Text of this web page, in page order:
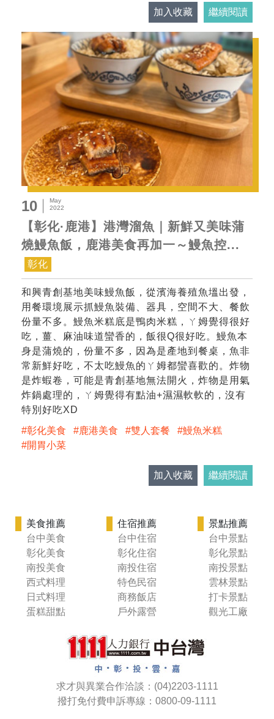
加入收藏 繼續閱讀
10
May
2022
【彰化·鹿港】港灣溜魚｜新鮮又美味蒲
燒鰻魚飯，鹿港美食再加一～鰻魚控...
彰化
和興青創基地美味鰻魚飯，從濱海養殖魚塭出發，
用餐環境展示抓鰻魚裝備、器具，空間不大、餐飲
份量不多。鰻魚米糕底是鴨肉米糕，ㄚ姆覺得很好
吃，薑、麻油味道蠻香的，飯很Q很好吃。鰻魚本
身是蒲燒的，份量不多，因為是產地到餐桌，魚非
常新鮮好吃，不太吃鰻魚的ㄚ姆都蠻喜歡的。炸物
是炸蝦卷，可能是青創基地無法開火，炸物是用氣
炸鍋處理的，ㄚ姆覺得有點油+濕濕軟軟的，沒有
特別好吃XD
彰化美食
鹿港美食 雙人套餐
鰻魚米糕
開胃小菜
加入收藏 繼續閱讀
美食推薦
台中美食
彰化美食
南投美食
西式料理
日式料理
蛋糕甜點
住宿推薦
台中住宿
彰化住宿
南投住宿
特色民宿
商務飯店
戶外露營
景點推薦
台中景點
彰化景點
南投景點
雲林景點
打卡景點
觀光工廠
求才與異業合作洽談：(04)2203-1111
撥打免付費申訴專線：0800-09-1111